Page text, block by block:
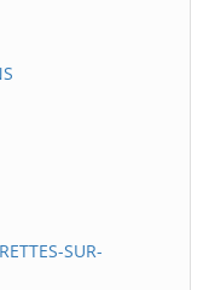
SUR-